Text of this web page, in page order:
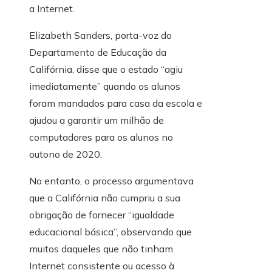
a Internet.
Elizabeth Sanders, porta-voz do
Departamento de Educação da
Califórnia, disse que o estado “agiu
imediatamente” quando os alunos
foram mandados para casa da escola e
ajudou a garantir um milhão de
computadores para os alunos no
outono de 2020.
No entanto, o processo argumentava
que a Califórnia não cumpriu a sua
obrigação de fornecer “igualdade
educacional básica”, observando que
muitos daqueles que não tinham
Internet consistente ou acesso à